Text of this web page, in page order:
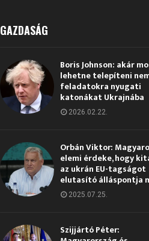
GAZDASÁG
Boris Johnson: akár
lehetne telepíteni
feladatokra nyugati
katonákat Ukrajnába
2026.02.22.
Orbán Viktor:
elemi érdeke, hogy
az ukrán EU-tagságot
elutasító álláspontja
2025.07.25.
Szijjártó Péter: